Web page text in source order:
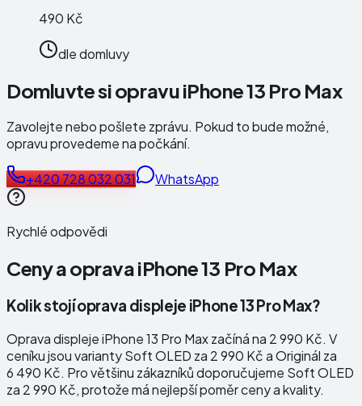
490 Kč
dle domluvy
Domluvte si opravu iPhone 13 Pro Max
Zavolejte nebo pošlete zprávu. Pokud to bude možné,
opravu provedeme na počkání.
+420 728 032 031 WhatsApp
Rychlé odpovědi
Ceny a opravaiPhone 13 Pro Max
Kolik stojí oprava displeje iPhone 13 Pro Max?
Oprava displeje iPhone 13 Pro Max začíná na 2 990 Kč. V
ceníku jsou varianty Soft OLED za 2 990 Kč a Originál za
6 490 Kč. Pro většinu zákazníků doporučujeme Soft OLED
za 2 990 Kč, protože má nejlepší poměr ceny a kvality.